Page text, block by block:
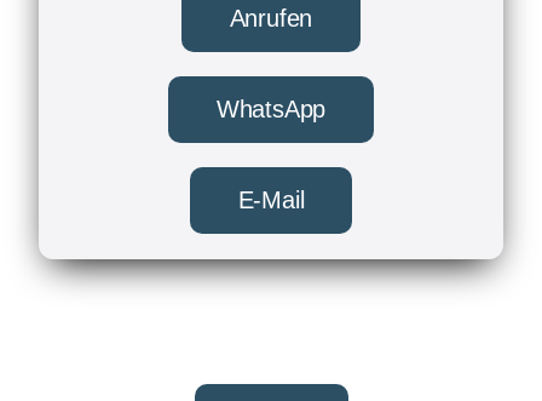
Anrufen
WhatsApp
E-Mail